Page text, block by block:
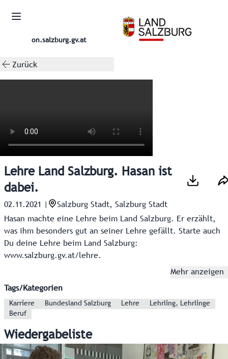
on.salzburg.gv.at
Zurück
Lehre Land Salzburg. Hasan ist
dabei.
02.11.2021
Salzburg Stadt, Salzburg Stadt
Hasan machte eine Lehre beim Land Salzburg. Er erzählt,
was ihm besonders gut an seiner Lehre gefällt. Starte auch
Du deine Lehre beim Land Salzburg:
www.salzburg.gv.at/lehre.
Mehr anzeigen
Tags/Kategorien
Karriere Bundesland Salzburg Lehre
Lehrling, Lehrlinge
Beruf
Wiedergabeliste